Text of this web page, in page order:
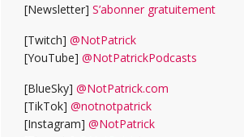
[Newsletter] S’abonner gratuitement
[Twitch] @NotPatrick
[YouTube] @NotPatrickPodcasts
[BlueSky] @NotPatrick.com
[TikTok] @notnotpatrick
[Instagram] @NotPatrick